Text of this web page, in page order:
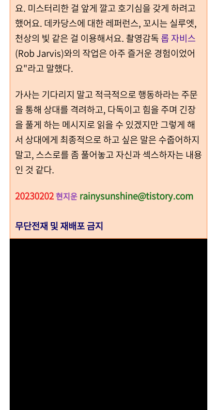
요. 미스터리한 걸 앞게 깔고 호기심을 갖게 하려고
했어요. 데카당스에 대한 레퍼런스, 꼬시는 실루엣,
천상의 빛 같은 걸 이용해서요. 촬영감독 롭 자비스
(Rob Jarvis)와의 작업은 아주 즐거운 경험이었어
요"라고 말했다.
가사는 기다리지 말고 적극적으로 행동하라는 주문
을 통해 상대를 격려하고, 다독이고 힘을 주며 긴장
을 풀게 하는 메시지로 읽을 수 있겠지만 그렇게 해
서 상대에게 최종적으로 하고 싶은 말은 수줍어하지
말고, 스스로를 좀 풀어놓고 자신과 섹스하자는 내용
인 것 같다.
20230202 현지운 rainysunshine@tistory.com
무단전재 및 재배포 금지